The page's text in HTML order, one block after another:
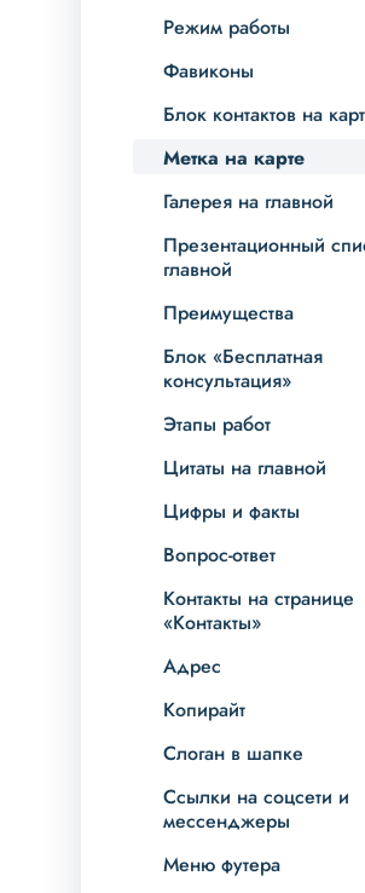
Режим работы
Фавиконы
Блок контактов на
Метка на карте
Галерея на главной
Презентационный
главной
Преимущества
Блок «Бесплатная
консультация»
Этапы работ
Цитаты на главной
Цифры и факты
Вопрос-ответ
Контакты на странице
«Контакты»
Адрес
Копирайт
Слоган в шапке
Ссылки на соцсети и
мессенджеры
Меню футера